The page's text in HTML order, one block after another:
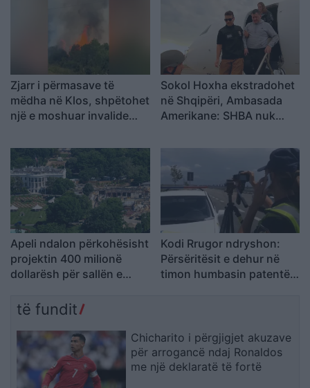
Zjarr i përmasave të
mëdha në Klos, shpëtohet
një e moshuar invalide
elektrike
Sokol Hoxha ekstradohet
në Shqipëri, Ambasada
Amerikane: SHBA nuk
kriminelët që abuzojnë me
sistemin e emigracionit
Apeli ndalon përkohësisht
projektin 400 milionë
dollarësh për sallën e
Bardhë
Kodi Rrugor ndryshon:
Përsëritësit e dehur në
timon humbasin patentën
të fundit
Chicharito i përgjigjet akuzave
për arrogancë ndaj Ronaldos
me një deklaratë të fortë